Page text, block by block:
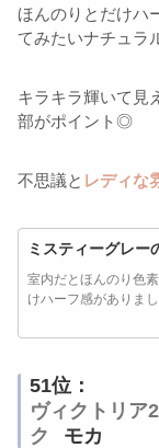
ほんのりとだけハ
てみたいナチュラ
キラキラ輝いて見
部がポイント◎
不思議と レディな
ミスティーグレー
室内だとほんのり色
51位：
ヴィクトリア
ク
モカ